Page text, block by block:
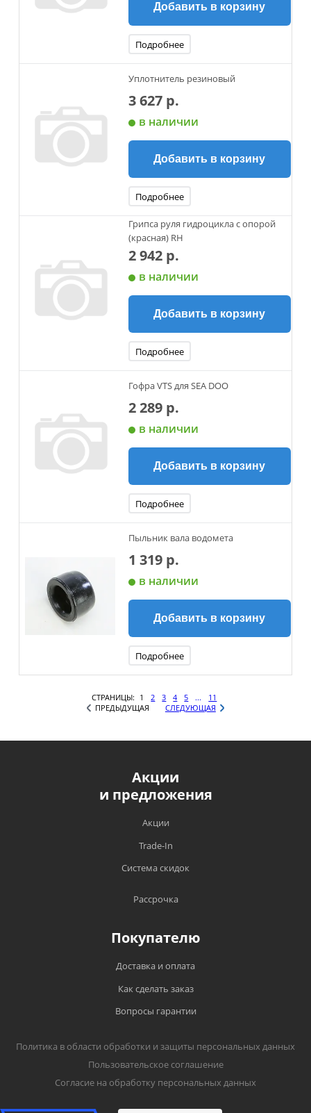
Добавить в корзину
Подробнее
Уплотнитель резиновый
3 627 р.
в наличии
Добавить в корзину
Подробнее
Грипса руля гидроцикла с опорой
(красная) RH
2 942 р.
в наличии
Добавить в корзину
Подробнее
Гофра VTS для SEA DOO
2 289 р.
в наличии
Добавить в корзину
Подробнее
Пыльник вала водомета
1 319 р.
в наличии
Добавить в корзину
Подробнее
СТРАНИЦЫ: 1 2 3 4 5 ...
11
ПРЕДЫДУЩАЯ
СЛЕДУЮЩАЯ
Акции
и предложения
Акции
Trade-In
Система скидок
Рассрочка
Покупателю
Доставка и оплата
Как сделать заказ
Вопросы гарантии
Политика в области обработки и защиты персональных данных
Пользовательское соглашение
Согласие на обработку персональных данных